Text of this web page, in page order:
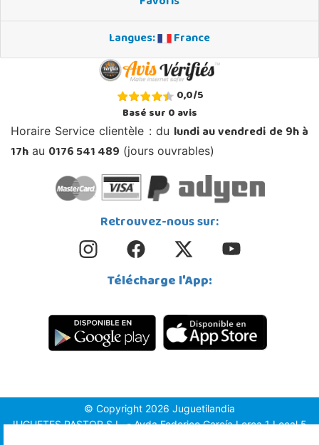
Langues:
France
0,0/5
Basé sur0avis
Horaire Service clientèle : du lundi au vendredi de 9h à
17h au 0176 541 489 (jours ouvrables)
Retrouvez-nous sur:
Télécharge l'App:
© Copyright 2026 Juguetilandia
JUGUETES PASTOR S.L. - Avda.Federico García Lorca 1 Local 5,